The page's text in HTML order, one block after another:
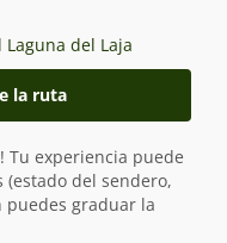
del Laja
la ruta
Tu experiencia puede
del sendero,
puedes graduar la